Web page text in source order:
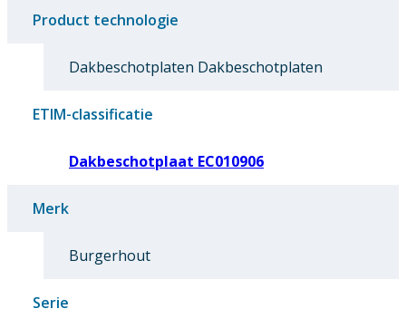
Product technologie
Dakbeschotplaten Dakbeschotplaten
ETIM-classificatie
Dakbeschotplaat EC010906
Merk
Burgerhout
Serie